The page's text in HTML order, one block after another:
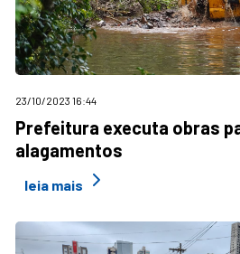
23/10/2023 16:44
Prefeitura executa obras
alagamentos
leia mais